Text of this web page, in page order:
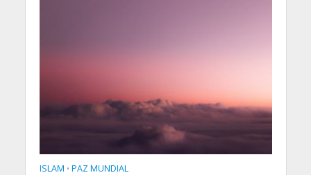
ISLAM • PAZ MUNDIAL